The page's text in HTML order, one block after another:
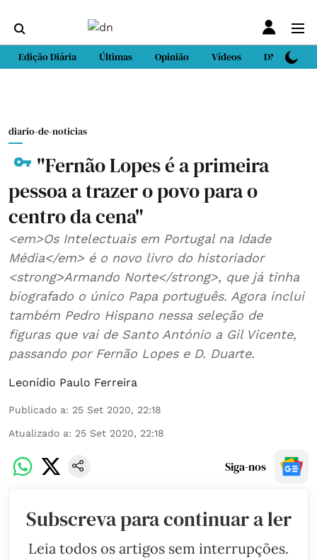
Edição Diária Últimas Opinião Vídeos DN Sport
diario-de-noticias
"Fernão Lopes é a primeira
pessoa a trazer o povo para o
centro da cena"
<em>Os Intelectuais em Portugal na Idade
Média</em> é o novo livro do historiador
<strong>Armando Norte</strong>, que já tinha
biografado o único Papa português. Agora inclui
também Pedro Hispano nessa seleção de
figuras que vai de Santo António a Gil Vicente,
passando por Fernão Lopes e D. Duarte.
Leonídio Paulo Ferreira
Publicado a: 25 Set 2020, 22:18
Atualizado a: 25 Set 2020, 22:18
Siga-nos
Subscreva para continuar a ler
Leia todos os artigos sem interrupções.